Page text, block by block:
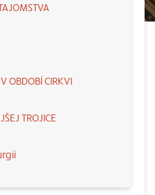
OBDOBÍ CIRKVI
TROJICE